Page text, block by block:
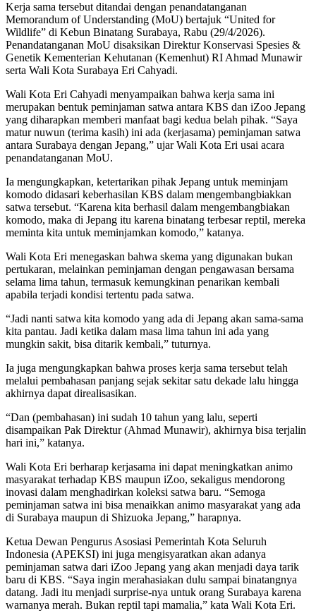
Kerja sama tersebut ditandai dengan penandatanganan
Memorandum of Understanding (MoU) bertajuk “United for
Wildlife” di Kebun Binatang Surabaya, Rabu (29/4/2026).
Penandatanganan MoU disaksikan Direktur Konservasi Spesies &
Genetik Kementerian Kehutanan (Kemenhut) RI Ahmad Munawir
serta Wali Kota Surabaya Eri Cahyadi.
Wali Kota Eri Cahyadi menyampaikan bahwa kerja sama ini
merupakan bentuk peminjaman satwa antara KBS dan iZoo Jepang
yang diharapkan memberi manfaat bagi kedua belah pihak. “Saya
matur nuwun (terima kasih) ini ada (kerjasama) peminjaman satwa
antara Surabaya dengan Jepang,” ujar Wali Kota Eri usai acara
penandatanganan MoU.
Ia mengungkapkan, ketertarikan pihak Jepang untuk meminjam
komodo didasari keberhasilan KBS dalam mengembangbiakkan
satwa tersebut. “Karena kita berhasil dalam mengembangbiakan
komodo, maka di Jepang itu karena binatang terbesar reptil, mereka
meminta kita untuk meminjamkan komodo,” katanya.
Wali Kota Eri menegaskan bahwa skema yang digunakan bukan
pertukaran, melainkan peminjaman dengan pengawasan bersama
selama lima tahun, termasuk kemungkinan penarikan kembali
apabila terjadi kondisi tertentu pada satwa.
“Jadi nanti satwa kita komodo yang ada di Jepang akan sama-sama
kita pantau. Jadi ketika dalam masa lima tahun ini ada yang
mungkin sakit, bisa ditarik kembali,” tuturnya.
Ia juga mengungkapkan bahwa proses kerja sama tersebut telah
melalui pembahasan panjang sejak sekitar satu dekade lalu hingga
akhirnya dapat direalisasikan.
“Dan (pembahasan) ini sudah 10 tahun yang lalu, seperti
disampaikan Pak Direktur (Ahmad Munawir), akhirnya bisa terjalin
hari ini,” katanya.
Wali Kota Eri berharap kerjasama ini dapat meningkatkan animo
masyarakat terhadap KBS maupun iZoo, sekaligus mendorong
inovasi dalam menghadirkan koleksi satwa baru. “Semoga
peminjaman satwa ini bisa menaikkan animo masyarakat yang ada
di Surabaya maupun di Shizuoka Jepang,” harapnya.
Ketua Dewan Pengurus Asosiasi Pemerintah Kota Seluruh
Indonesia (APEKSI) ini juga mengisyaratkan akan adanya
peminjaman satwa dari iZoo Jepang yang akan menjadi daya tarik
baru di KBS. “Saya ingin merahasiakan dulu sampai binatangnya
datang. Jadi itu menjadi surprise-nya untuk orang Surabaya karena
warnanya merah. Bukan reptil tapi mamalia,” kata Wali Kota Eri.